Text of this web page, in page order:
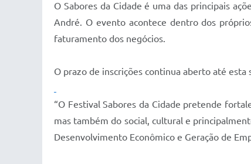
O Sabores da Cidade é uma das principais
André. O evento acontece dentro dos
faturamento dos negócios.
O prazo de inscrições continua aberto até
“O Festival Sabores da Cidade pretende
mas também do social, cultural e
Desenvolvimento Econômico e Geração de